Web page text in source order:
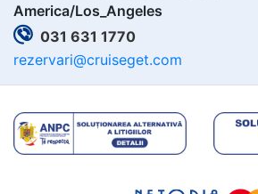
America/Los_Angeles
031 631 1770
rezervari@cruiseget.com